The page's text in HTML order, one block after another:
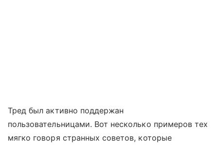
Тред был активно поддержан
пользовательницами. Вот несколько примеров тех
мягко говоря странных советов, которые